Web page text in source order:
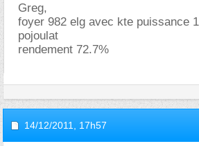
Greg,
foyer 982 elg avec kte puissance
pojoulat
rendement 72.7%
14/12/2011, 17h57